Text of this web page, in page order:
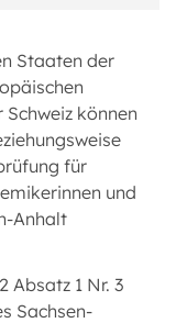
Staaten der
können
für
und
Anhalt
Absatz 1 Nr. 3
Sachsen-